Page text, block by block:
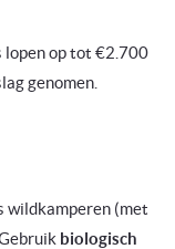
lopen op tot €2.700
genomen.
wildkamperen (met
biologisch